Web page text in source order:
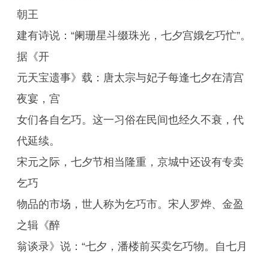
朝王
建有诗说：“阑珊星斗缀珠光，七夕宫娥乞巧忙”。
据《开
元天宝遗事》载：唐太宗与妃子每逢七夕在清宫
夜宴，宫
女们各自乞巧。这一习俗在民间也经久不衰，代
代延续。
宋元之际，七夕节相当隆重，京城中还设有专卖
乞巧
物品的市场，世人称为乞巧市。宋人罗烨、金盈
之辑《醉
翁谈录》说：“七夕，潘楼前买卖乞巧物。自七月